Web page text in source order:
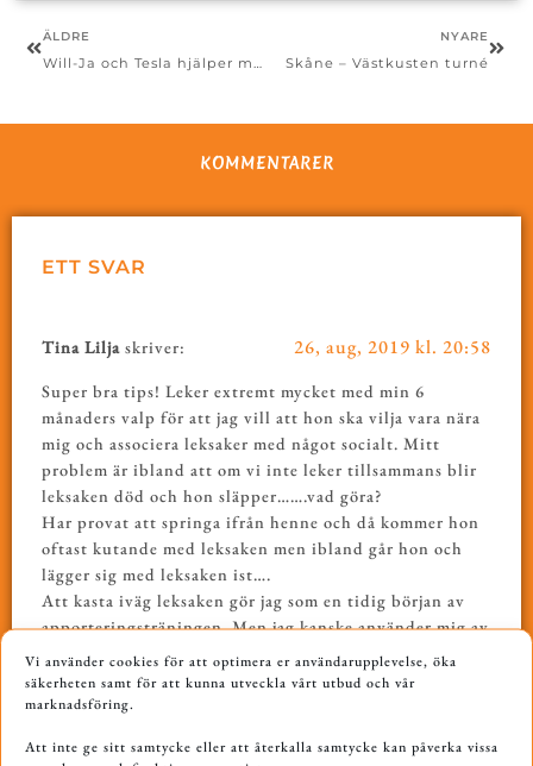
Vi använder cookies för att optimera er användarupplevelse, öka
säkerheten samt för att kunna utveckla vårt utbud och vår
marknadsföring.
Att inte ge sitt samtycke eller att återkalla samtycke kan påverka vissa
ÄLDRE NYARE
Skåne – Västkusten turné
KOMMENTARER
ETT SVAR
Tina Lilja skriver: 26, aug, 2019 kl. 20:58
Super bra tips! Leker extremt mycket med min 6
månaders valp för att jag vill att hon ska vilja vara nära
mig och associera leksaker med något socialt. Mitt
problem är ibland att om vi inte leker tillsammans blir
leksaken död och hon släpper…….vad göra?
Har provat att springa ifrån henne och då kommer hon
oftast kutande med leksaken men ibland går hon och
lägger sig med leksaken ist….
Att kasta iväg leksaken gör jag som en tidig början av
apporteringsträningen. Men jag kanske använder mig av
fel metod?
Svara